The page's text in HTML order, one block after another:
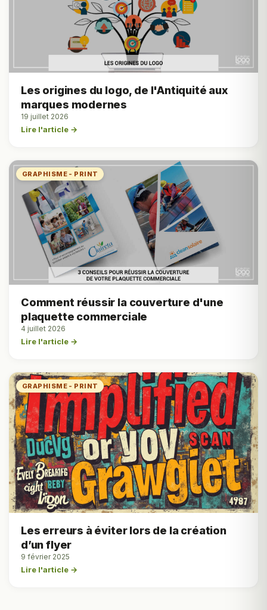
Les origines du logo, de l'Antiquité aux
marques modernes
19 juillet 2026
Lire l'article →
GRAPHISME - PRINT
Comment réussir la couverture d'une
plaquette commerciale
4 juillet 2026
Lire l'article →
GRAPHISME - PRINT
Les erreurs à éviter lors de la création
d’un flyer
9 février 2025
Lire l'article →